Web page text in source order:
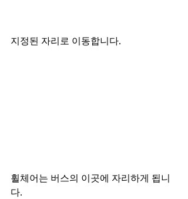
지정된 자리로 이동합니다.
휠체어는 버스의 이곳에 자리하게 됩니
다.